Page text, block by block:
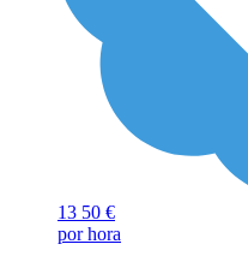
13 50 €
por hora